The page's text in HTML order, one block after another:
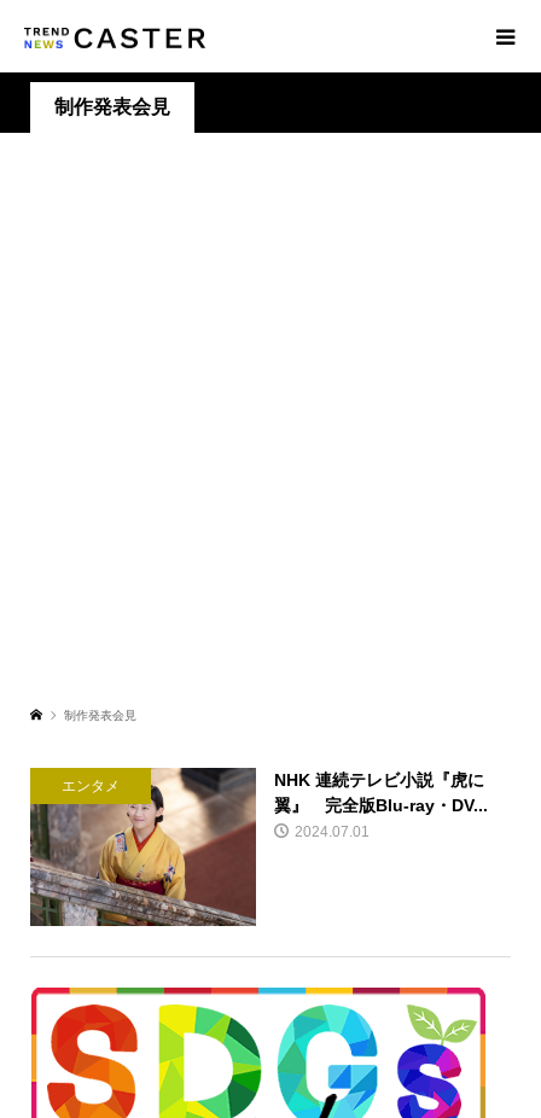
制作発表会見
制作発表会見
エンタメ
NHK 連続テレビ小説『虎に
翼』 完全版Blu-ray・DV...
2024.07.01